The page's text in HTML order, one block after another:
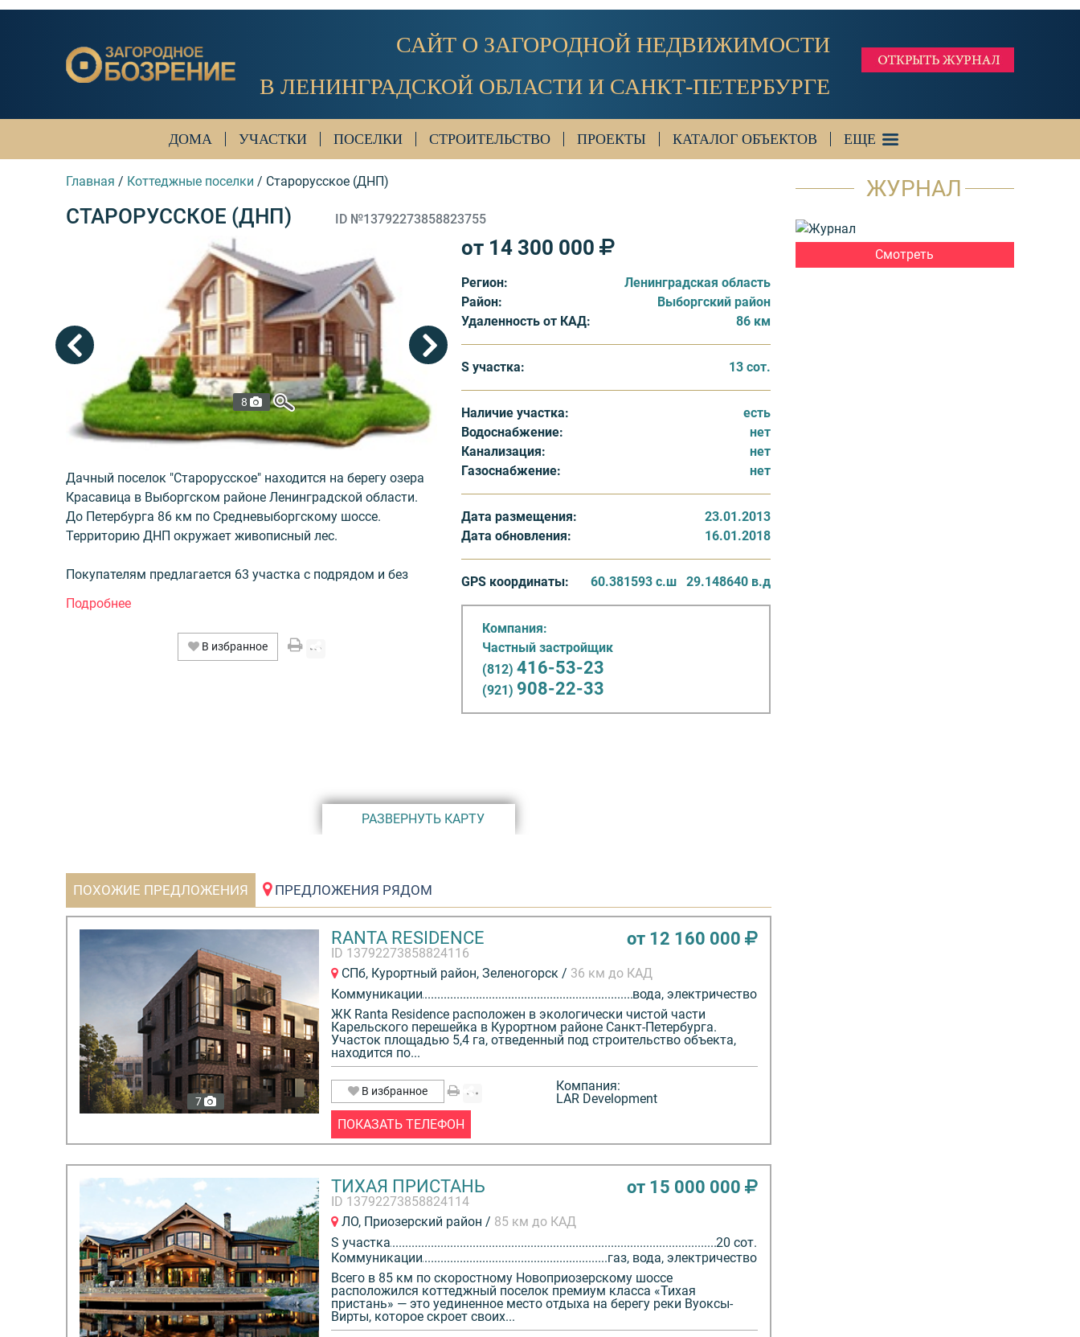
САЙТ О ЗАГОРОДНОЙ НЕДВИЖИМОСТИ
В ЛЕНИНГРАДСКОЙ ОБЛАСТИ И САНКТ-ПЕТЕРБУРГЕ
ДОМА УЧАСТКИ ПОСЕЛКИ СТРОИТЕЛЬСТВО ПРОЕКТЫ КАТАЛОГ ОБЪЕКТОВ ЕЩЕ
Главная / Коттеджные поселки / Старорусское (ДНП)
СТАРОРУССКОЕ (ДНП) ID №13792273858823755
8
Дачный поселок "Старорусское" находится на берегу озера
Красавица в Выборгском районе Ленинградской области.
До Петербурга 86 км по Средневыборгскому шоссе.
Территорию ДНП окружает живописный лес.
Покупателям предлагается 63 участка с подрядом и без
от 13 до 37 соток, стоимость от 120000 рублей за 1 сотку.
Форма собственности ДНП. Со всех участков открывается
живописный вид на озеро. Минимальная стоимость участка
периметру комплекс огорожен забором и будет оснащен
современными средствами безопасности. Центральный
передан в административное управление ТСЖ,
привлекающего службы сервиса, которые обеспечивают
уборку территории, вывоз мусора, техническое
обслуживание инженерных сетей, а также обслуживание
ландшафтно-парковой территории, пирса и пляжа.
В избранное
от 14 300 000
Регион:
Ленинградская область
Район:
Выборгский район
Удаленность от КАД:
86 км
S участка: 13 сот.
Наличие участка:
есть
Водоснабжение:
нет
Канализация:
нет
Газоснабжение:
нет
Дата размещения:
23.01.2013
Дата обновления:
16.01.2018
GPS координаты: 60.381593 с.ш 29.148640 в.д
Компания:
Частный застройщик
(812) 416-53-23
(921) 908-22-33
РАЗВЕРНУТЬ КАРТУ
ПОХОЖИЕ ПРЕДЛОЖЕНИЯ ПРЕДЛОЖЕНИЯ РЯДОМ
7
RANTA RESIDENCE
ID 13792273858824116
от 12 160 000
СПб, Курортный район, Зеленогорск / 36 км до КАД
Коммуникации
вода, электричество
ЖК Ranta Residence расположен в экологически чистой части
Карельского перешейка в Курортном районе Санкт-Петербурга.
Участок площадью 5,4 га, отведенный под строительство объекта,
находится по...
В избранное
Компания:
LAR Development
ПОКАЗАТЬ ТЕЛЕФОН
ТИХАЯ ПРИСТАНЬ
ID 13792273858824114
от 15 000 000
ЛО, Приозерский район / 85 км до КАД
S участка
20 сот.
Коммуникации
газ, вода, электричество
Всего в 85 км по скоростному Новоприозерскому шоссе
расположился коттеджный поселок премиум класса «Тихая
пристань» — это уединенное место отдыха на берегу реки Вуоксы-
Вирты, которое скроет своих...
ЖУРНАЛ
Смотреть